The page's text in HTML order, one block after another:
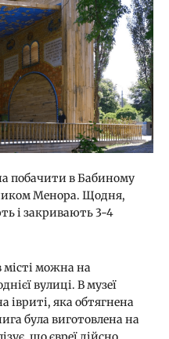
побачити в Бабиному
Менора. Щодня,
і закривають 3-4
місті можна на
вулиці. В музеї
івриті, яка обтягнена
була виготовлена на